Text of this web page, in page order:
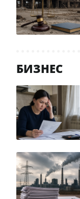
08:09
Нефть
нового
Востока
августа
07:59
Два
6
07:25
Названа
06:30
БИЗНЕС